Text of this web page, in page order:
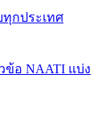
ทุกประเทศ
ข้อ NAATI แบ่ง